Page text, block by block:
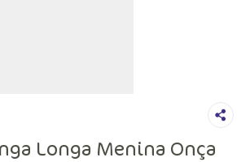
Longa Menina Onça